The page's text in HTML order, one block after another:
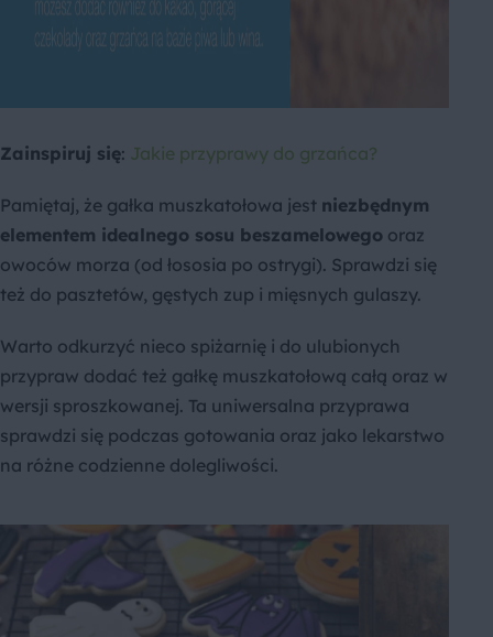
Zainspiruj się: Jakie przyprawy do grzańca?
Pamiętaj, że gałka muszkatołowa jest niezbędnym
elementem idealnego sosu beszamelowego oraz
owoców morza (od łososia po ostrygi). Sprawdzi się
też do pasztetów, gęstych zup i mięsnych gulaszy.
Warto odkurzyć nieco spiżarnię i do ulubionych
przypraw dodać też gałkę muszkatołową całą oraz w
wersji sproszkowanej. Ta uniwersalna przyprawa
sprawdzi się podczas gotowania oraz jako lekarstwo
na różne codzienne dolegliwości.